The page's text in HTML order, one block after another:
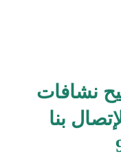
نشافات
بنا